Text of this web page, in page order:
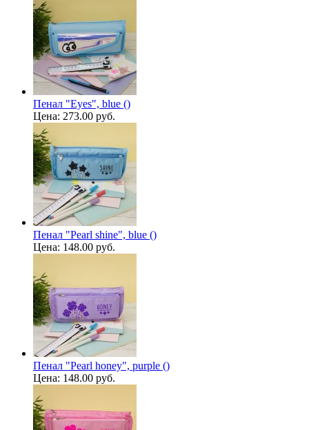
Пенал "Eyes", blue ()
Цена: 273.00 руб.
Пенал "Pearl shine", blue ()
Цена: 148.00 руб.
Пенал "Pearl honey", purple ()
Цена: 148.00 руб.